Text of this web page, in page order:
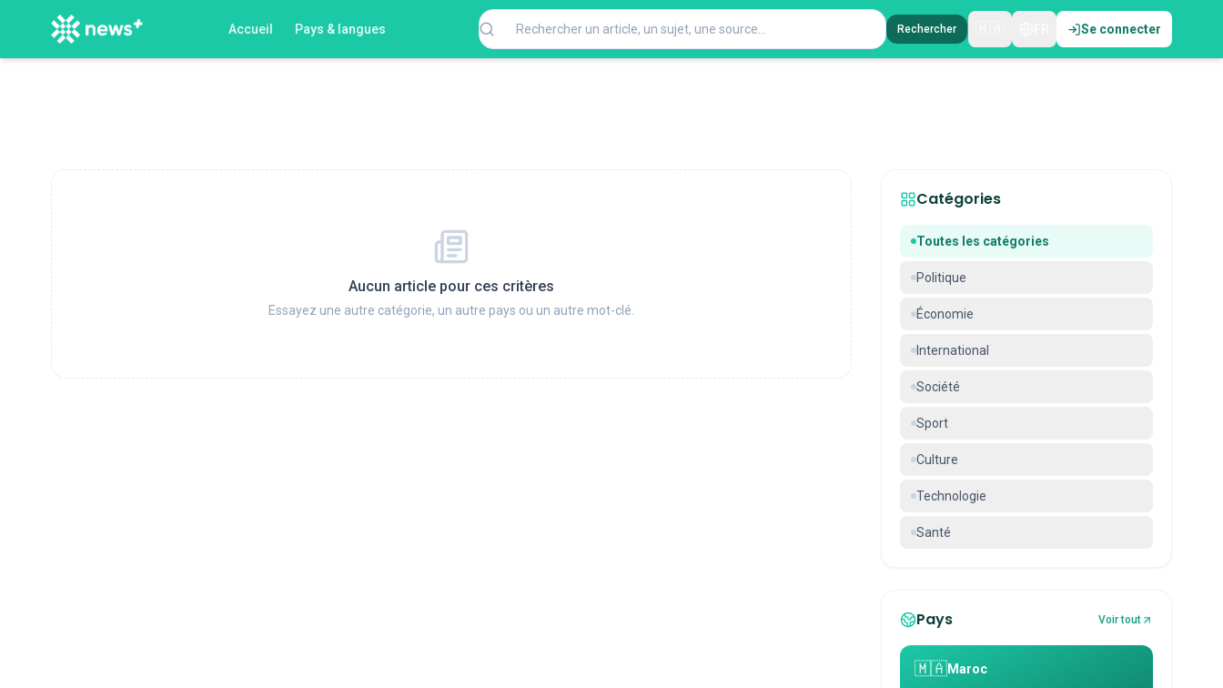
Accueil Pays & langues Rechercher Se connecter
Aucun article pour ces critères
Essayez une autre catégorie, un autre pays ou un autre mot-clé.
Catégories
Toutes les catégories
Politique
Économie
International
Société
Sport
Culture
Technologie
Santé
Pays Voir tout
🇲🇦Maroc